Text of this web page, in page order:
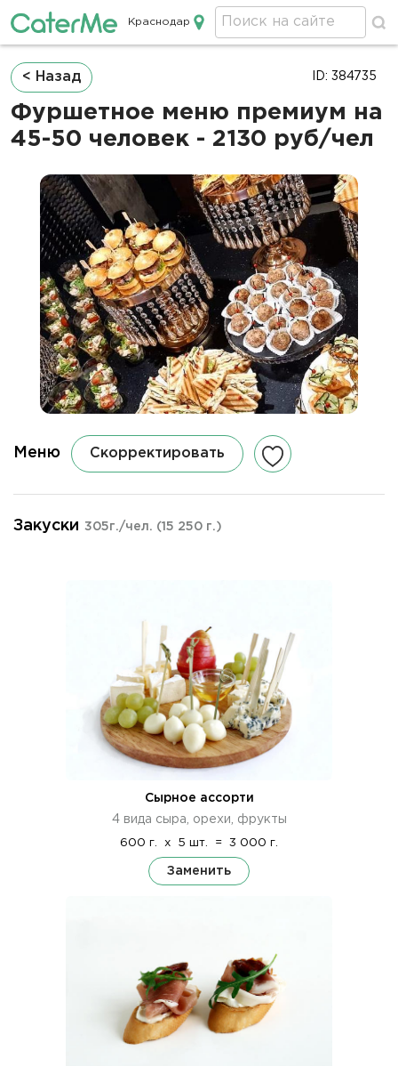
Кейтеринг в Краснодаре
Краснодар
Строка
навигации
< Назад
Фуршетное меню премиум на
45-50 человек - 2130 руб/чел
ID: 384735
Меню Скорректировать
Закуски 305г./чел. (15 250 г.)
Сырное ассорти
4 вида сыра, орехи, фрукты
600 г. x 5 шт. = 3 000 г.
Заменить